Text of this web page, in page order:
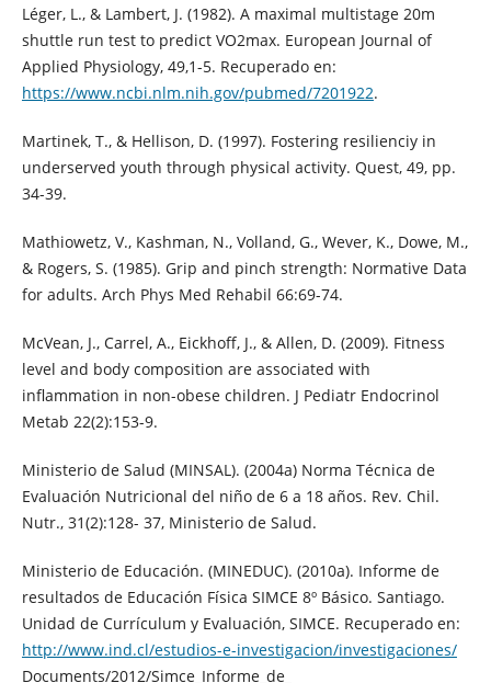
Léger, L., & Lambert, J. (1982). A maximal multistage 20m
shuttle run test to predict VO2max. European Journal of
Applied Physiology, 49,1-5. Recuperado en:
https://www.ncbi.nlm.nih.gov/pubmed/7201922.
Martinek, T., & Hellison, D. (1997). Fostering resilienciy in
underserved youth through physical activity. Quest, 49, pp.
34-39.
Mathiowetz, V., Kashman, N., Volland, G., Wever, K., Dowe, M.,
& Rogers, S. (1985). Grip and pinch strength: Normative Data
for adults. Arch Phys Med Rehabil 66:69-74.
McVean, J., Carrel, A., Eickhoff, J., & Allen, D. (2009). Fitness
level and body composition are associated with
inflammation in non-obese children. J Pediatr Endocrinol
Metab 22(2):153-9.
Ministerio de Salud (MINSAL). (2004a) Norma Técnica de
Evaluación Nutricional del niño de 6 a 18 años. Rev. Chil.
Nutr., 31(2):128- 37, Ministerio de Salud.
Ministerio de Educación. (MINEDUC). (2010a). Informe de
resultados de Educación Física SIMCE 8º Básico. Santiago.
Unidad de Currículum y Evaluación, SIMCE. Recuperado en:
http://www.ind.cl/estudios-e-investigacion/investigaciones/
Documents/2012/Simce_Informe_de_